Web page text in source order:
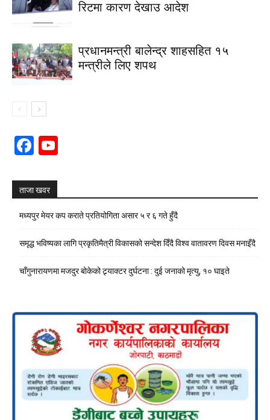
रिटमा कारण देखाउ आदेश
प्रधानमन्त्री बालेन्द्र शाहसहित १५
मन्त्रीले लिए शपथ
Facebook
ताजा खवर
मध्यपुर मेयर कप कराते प्रतियोगिता असार ५ र ६ गते हुँदै
समृद्ध भविष्यका लागि प्रकृतिमैत्री विकासको सन्देश दिँदै विश्व वातावरण दिवस मनाइँदै
चाँगुनारायणमा मजदुर बोकेको ट्र्याक्टर दुर्घटना : दुई जनाको मृत्यु, १० घाइते